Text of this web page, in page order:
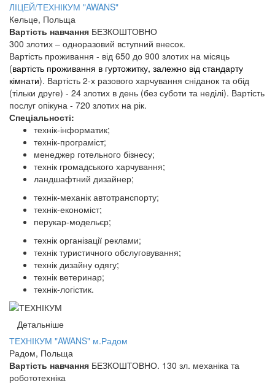
ЛІЦЕЙ/ТЕХНІКУМ "AWANS"
Кельце, Польща
Вартість навчання БЕЗКОШТОВНО
300 злотих – одноразовий вступний внесок.
Вартість проживання - від 650 до 900 злотих на місяць
(вартість проживання в гуртожитку, залежно від стандарту
кімнати). Вартість 2-х разового харчування сніданок та обід
(тільки друге) - 24 злотих в день (без суботи та неділі). Вартість
послуг опікуна - 720 злотих на рік.
Спеціальності:
технік-інформатик;
технік-програміст;
менеджер готельного бізнесу;
технік громадського харчування;
ландшафтний дизайнер;
технік-механік автотранспорту;
технік-економіст;
перукар-модельєр;
технік організації реклами;
технік туристичного обслуговування;
технік дизайну одягу;
технік ветеринар;
технік-логістик.
Детальніше
ТЕХНІКУМ "AWANS" м.Радом
Радом, Польща
Вартість навчання БЕЗКОШТОВНО. 130 зл. механіка та
робототехніка